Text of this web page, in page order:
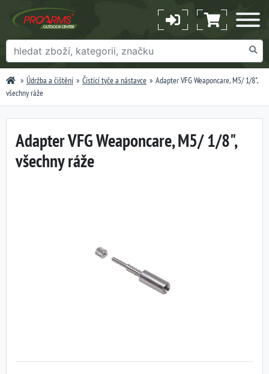
Údržba a čištění Čistící tyče a nástavce
Adapter VFG Weaponcare, M5/ 1/8",
všechny ráže
Adapter VFG Weaponcare, M5/ 1/8",
všechny ráže